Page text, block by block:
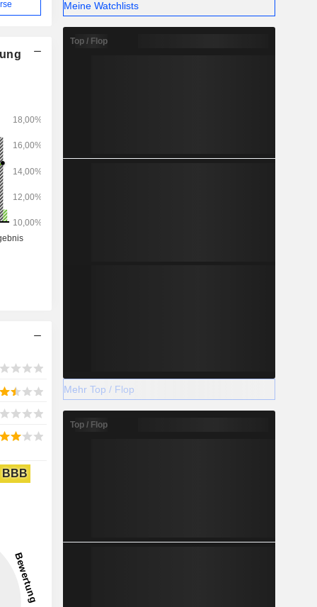
BBB
Meine Watchlists
Top / Flop
Mehr Top / Flop
Top / Flop